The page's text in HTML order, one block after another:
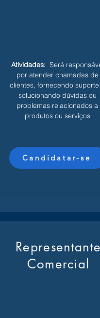
Atividades: Será
por atender chamadas de
clientes, fornecendo
solucionando dúvidas ou
problemas relacionados a
produtos ou serviços
Candidatar-se
Comercial